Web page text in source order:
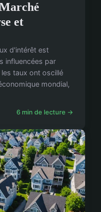
et
d'intérêt est
influencées par
taux ont oscillé
mondial,
6 min de lecture →